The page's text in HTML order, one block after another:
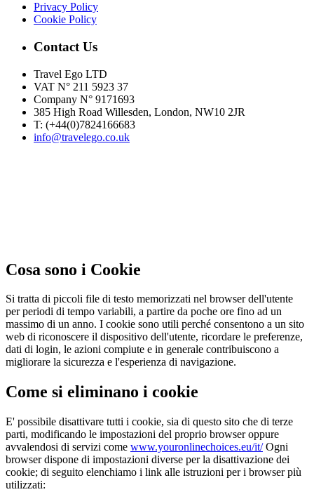
Privacy Policy
Cookie Policy
Contact Us
Travel Ego LTD
VAT N° 211 5923 37
Company N° 9171693
385 High Road Willesden, London, NW10 2JR
T: (+44(0)7824166683­
info@travelego.co.uk
Cosa sono i Cookie
Si tratta di piccoli file di testo memorizzati nel browser dell'utente
per periodi di tempo variabili, a partire da poche ore fino ad un
massimo di un anno. I cookie sono utili perché consentono a un sito
web di riconoscere il dispositivo dell'utente, ricordare le preferenze,
dati di login, le azioni compiute e in generale contribuiscono a
migliorare la sicurezza e l'esperienza di navigazione.
Come si eliminano i cookie
E' possibile disattivare tutti i cookie, sia di questo sito che di terze
parti, modificando le impostazioni del proprio browser oppure
avvalendosi di servizi come www.youronlinechoices.eu/it/Ogni
browser dispone di impostazioni diverse per la disattivazione dei
cookie; di seguito elenchiamo i link alle istruzioni per i browser più
utilizzati: